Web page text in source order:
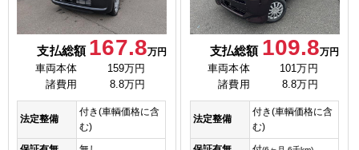
支払総額 167.8万円
車両本体
159万円
諸費用
8.8万円
法定整備
付き(車輌価格に含
む)
支払総額 109.8万円
車両本体
101万円
諸費用
8.8万円
法定整備
付き(車輌価格に含
む)